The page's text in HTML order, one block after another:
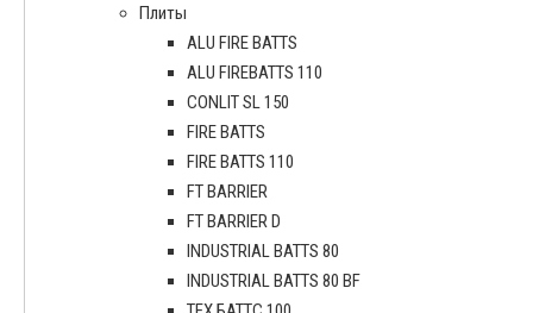
Плиты
ALU FIRE BATTS
ALU FIREBATTS 110
CONLIT SL 150
FIRE BATTS
FIRE BATTS 110
FT BARRIER
FT BARRIER D
INDUSTRIAL BATTS 80
INDUSTRIAL BATTS 80 BF